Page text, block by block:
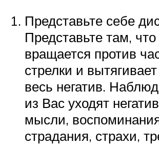
Представьте себе
Представьте там, что
вращается против
стрелки и
весь негатив.
из Вас уходят
мысли,
страдания, страхи,